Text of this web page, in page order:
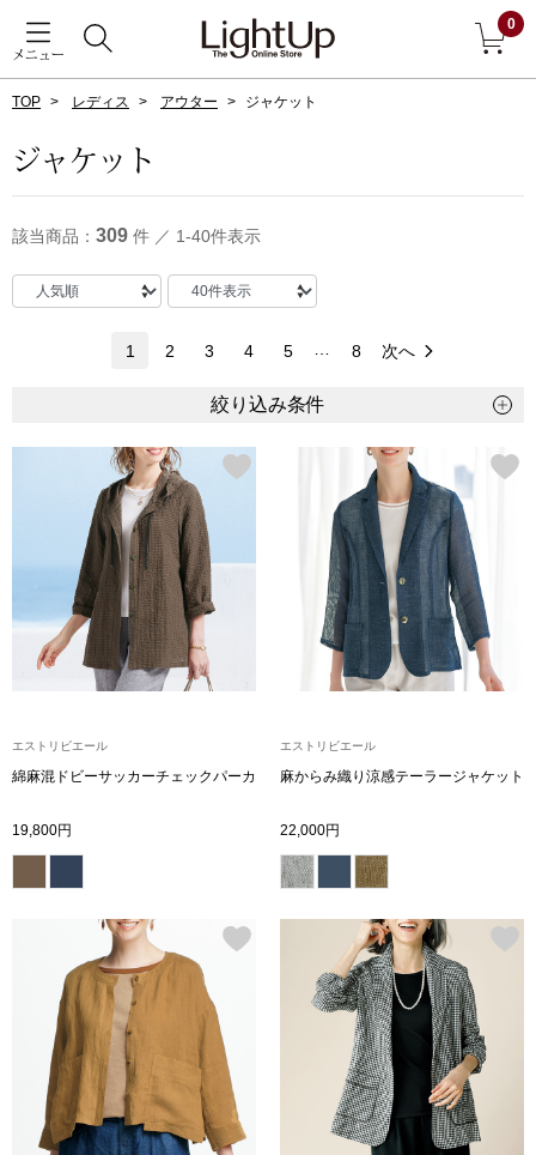
メニュー
0
すべて見る
ダーウェア
ン雑貨
アウター
その他
トップス
Tシャツ／カッ
ポロシャツ
ベスト
その他
ボトムス
TOP レディス アウター ジャケット
ジャケット
該当商品： 309 件 ／ 1-40件表示
1 2 3 4 5 8 次へ
絞り込み条件
エストリビエール
綿麻混ドビーサッカーチェックパーカ
19,800円
エストリビエール
麻からみ織り涼感テーラージャケット
22,000円